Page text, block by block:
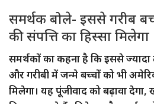
समर्थक बोले- इससे गरीब
की संपत्ति का हिस्सा मिलेगा
समर्थकों का कहना है कि इससे
और गरीबी में जन्मे बच्चों को भी
मिलेगा। यह पूंजीवाद को बढ़ावा